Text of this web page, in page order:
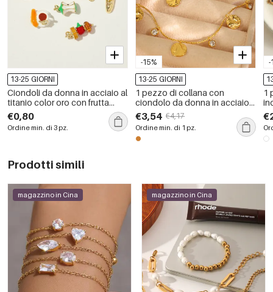
13-25 GIORNI
Ciondoli da donna in acciaio al
titanio color oro con frutta
naturale estiva
€0,80
Ordine min. di 3 pz.
-15%
13-25 GIORNI
1 pezzo di collana con
ciondolo da donna in acciaio
inossidabile color oro,
impermeabile, di forma
rotonda, alla moda e di lusso
€3,54 €4,17
Ordine min. di 1 pz.
-
1
Prodotti simili
magazzino in Cina magazzino in Cina